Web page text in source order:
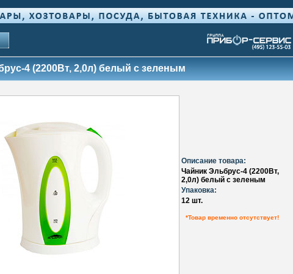
4 (2200Вт, 2,0л) белый с зеленым
Описание товара:
Чайник Эльбрус-4 (2200Вт,
2,0л) белый с зеленым
Упаковка:
12 шт.
*Товар временно отсутствует!